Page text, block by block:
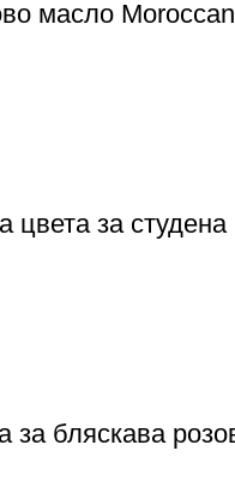
масло
цвета за
бляскава